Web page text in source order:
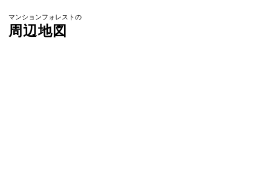
マンションフォレストの
周辺地図